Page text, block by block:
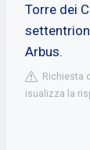
Torre dei
Arbus.
Richiesta
isualizza la